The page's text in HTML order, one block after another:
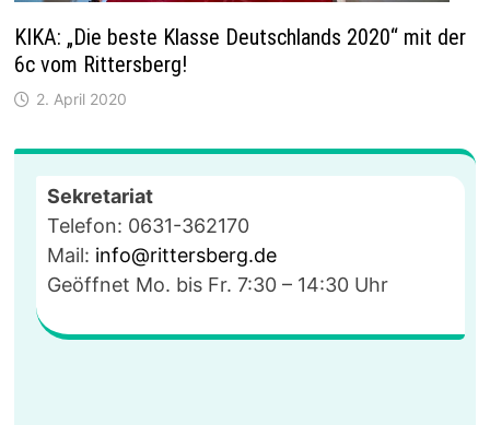
KIKA: „Die beste Klasse Deutschlands 2020“ mit der
6c vom Rittersberg!
2. April 2020
Sekretariat
Telefon: 0631-362170
Mail: info@rittersberg.de
Geöffnet Mo. bis Fr. 7:30 – 14:30 Uhr